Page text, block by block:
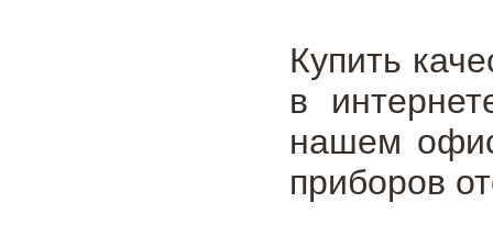
Купить
в
нашем
приборов